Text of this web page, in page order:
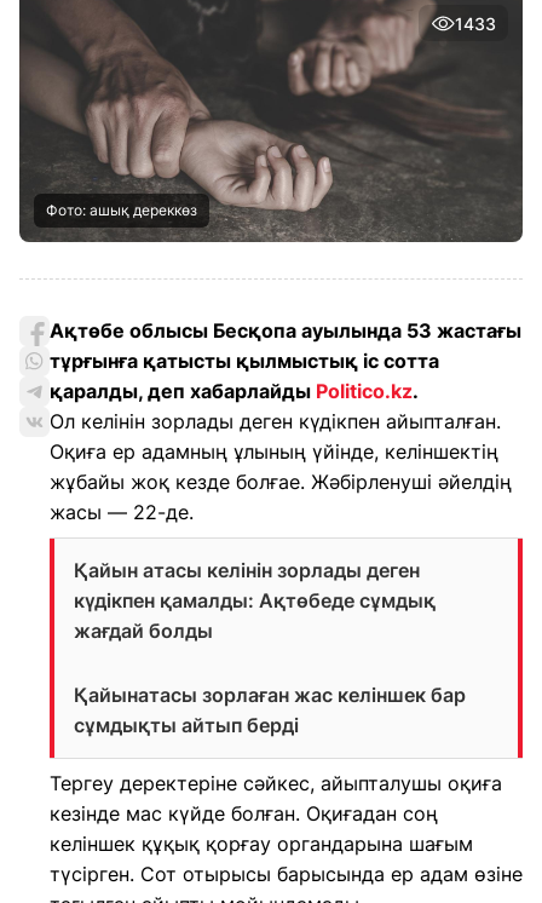
1433
Фото: ашық дереккөз
Ақтөбе облысы Бесқопа ауылында 53 жастағы
тұрғынға қатысты қылмыстық іс сотта
қаралды, деп хабарлайды Politico.kz.
Ол келінін зорлады деген күдікпен айыпталған.
Оқиға ер адамның ұлының үйінде, келіншектің
жұбайы жоқ кезде болғае. Жәбірленуші әйелдің
жасы — 22-де.
Қайын атасы келінін зорлады деген
күдікпен қамалды: Ақтөбеде сұмдық
жағдай болды
Қайынатасы зорлаған жас келіншек бар
сұмдықты айтып берді
Тергеу деректеріне сәйкес, айыпталушы оқиға
кезінде мас күйде болған. Оқиғадан соң
келіншек құқық қорғау органдарына шағым
түсірген. Сот отырысы барысында ер адам өзіне